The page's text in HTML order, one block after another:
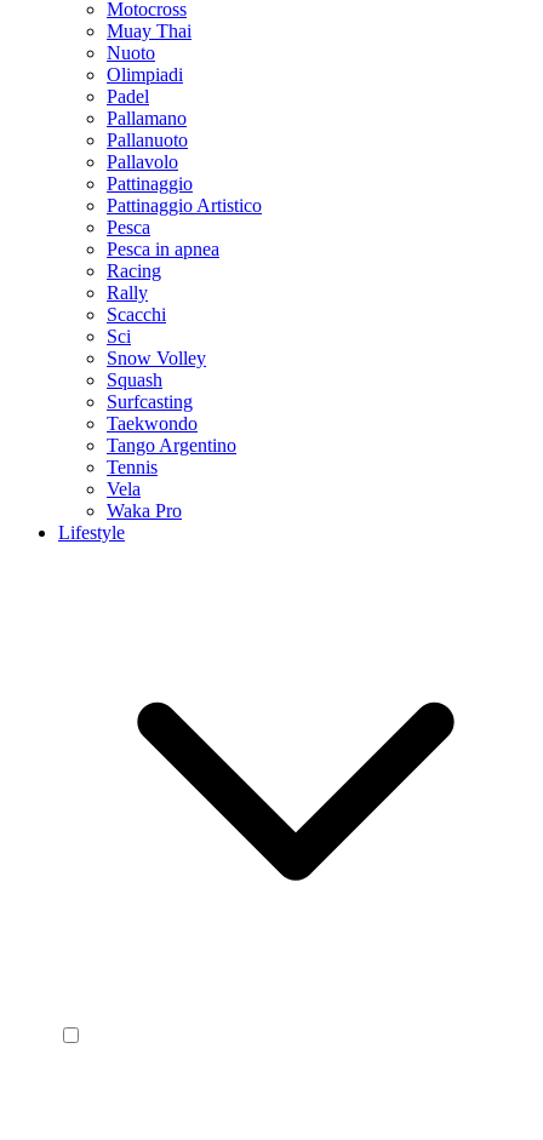
Motocross
Muay Thai
Nuoto
Olimpiadi
Padel
Pallamano
Pallanuoto
Pallavolo
Pattinaggio
Pattinaggio Artistico
Pesca
Pesca in apnea
Racing
Rally
Scacchi
Sci
Snow Volley
Squash
Surfcasting
Taekwondo
Tango Argentino
Tennis
Vela
Waka Pro
Lifestyle